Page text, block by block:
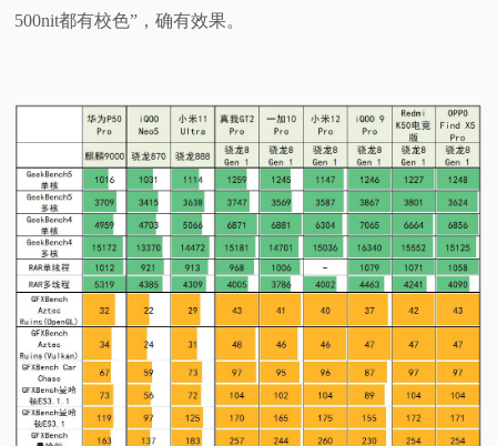
500nit都有校色”，确有效果。